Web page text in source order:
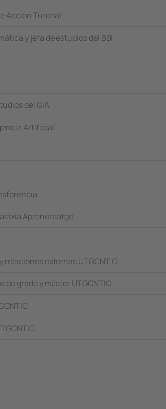
Acción Tutorial
y jefa de estudios del BBI
del GIA
Artificial
Aprenentatge
relaciones externas UTGCNTIC
de grado y máster UTGCNTIC